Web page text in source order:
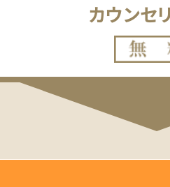
カウンセ